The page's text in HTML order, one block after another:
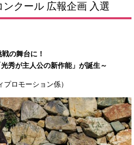
クール 広報企画 入選​
の舞台に！
秀が主人公の新作能」が誕生～
プロモーション係）